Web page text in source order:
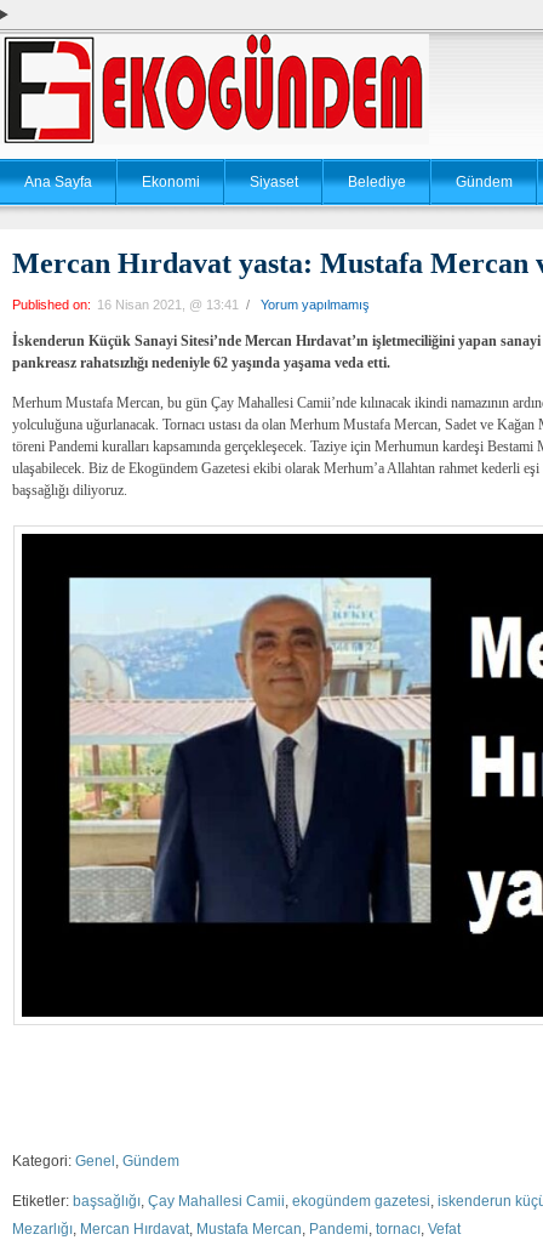
Ana Sayfa Ekonomi Siyaset Belediye Gündem
Mercan Hırdavat yasta: Mustafa Mercan
Published on: 16 Nisan 2021, @ 13:41 / Yorum yapılmamış
İskenderun Küçük Sanayi Sitesi’nde Mercan Hırdavat’ın işletmeciliğini yapan
pankreasz rahatsızlığı nedeniyle 62 yaşında yaşama veda etti.
Merhum Mustafa Mercan, bu gün Çay Mahallesi Camii’nde kılınacak ikindi namazının
yolculuğuna uğurlanacak. Tornacı ustası da olan Merhum Mustafa Mercan, Sadet ve
töreni Pandemi kuralları kapsamında gerçekleşecek. Taziye için Merhumun kardeşi
ulaşabilecek. Biz de Ekogündem Gazetesi ekibi olarak Merhum’a Allahtan rahmet kederli
başsağlığı diliyoruz.
Kategori: Genel, Gündem
Etiketler: başsağlığı, Çay Mahallesi Camii, ekogündem gazetesi, iskenderun
Mezarlığı, Mercan Hırdavat, Mustafa Mercan, Pandemi, tornacı, Vefat